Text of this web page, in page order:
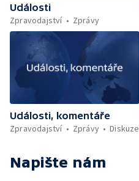
Události
Zpravodajství
Zprávy
Události, komentáře
Zpravodajství
Zprávy Diskuze
Napište nám